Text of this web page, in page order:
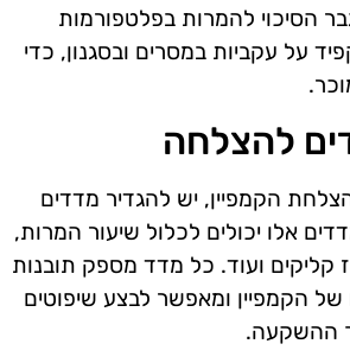
הסיכוי להמרות בפלטפורמות
על עקביות במסרים ובסגנון, כדי
להצלחה
הקמפיין, יש להגדיר מדדים
אלו יכולים לכלול שיעור המרות,
קליקים ועוד. כל מדד מספק תובנות
של הקמפיין ומאפשר לבצע שיפוטים
ההשקעה.